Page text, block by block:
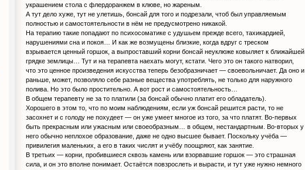
украшением стола с флердоранжем в клюве, но жареным.
А тут дело хуже, тут не улетишь, бонсай для того и подрезали, чтоб был управляемым
полностью и самостоятельности в нём не предусмотрено никакой.
На терапию такие попадают по психосоматике с удушьем прежде всего, тахикардией,
нарушениями сна и покоя… И как же возмущены близкие, когда вдруг с треском
взрывается ценный горшок, а выпроставший корни бонсай неуклюже ковыляет к ближайшей
грядке землицы… Тут и на терапевта наехать могут, кстати. Чего это он такого натворил,
что это ценное произведения искусства теперь безобразничает — своевольничает. Да оно и
раньше, может, позволяло себе разные вещества употреблять, не только для наружного
полива. Но это было простительно. А вот рост и самостоятельность…
В общем терапевту не за то платили (за бонсай обычно платит его обладатель).
Хорошего в этом то, что по моим наблюдениям, если уж бонсай решится расти, то не
засохнет и с голоду не похудеет — он уже умеет многое из того, за что платят. Во-первых
быть прекрасным или ужасным или своеобразным… в общем, нестандартным. Во-вторых у
него обычно неплохое образование, даже не одно высшее бывает. Поскольку учёба —
привилегия маленьких, а его в таких числят и учёбу поощряют, как занятие.
В третьих — корни, пробившиеся сквозь камень или взорвавшие горшок — это страшная
сила, и он это вполне понимает. Остаётся повзрослеть и вырасти, и тут уже нужно немного